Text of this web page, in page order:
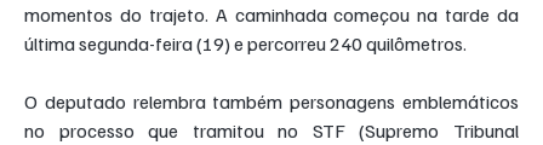
momentos do trajeto. A caminhada começou na tarde da
última segunda-feira (19) e percorreu 240 quilômetros.
O deputado relembra também personagens emblemáticos
no processo que tramitou no STF (Supremo Tribunal